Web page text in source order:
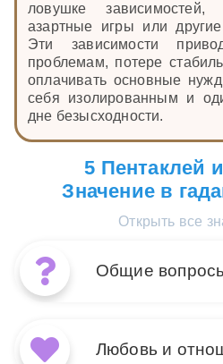
ловушке
азартные игры или
Эти зависимости
проблемам, потере
оплачивать основные
себя изолированным и
дне безысходности.
5 Пентаклей
Значение в
Открыть все
Общие
Любовь и